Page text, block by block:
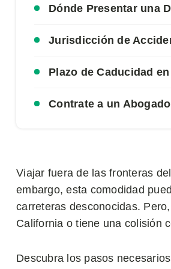
Dónde Presentar una
Jurisdicción de
Plazo de Caducidad
Contrate a un
Viajar fuera de las fronteras
embargo, esta comodidad
carreteras desconocidas.
California o tiene una colisión
Descubra los pasos